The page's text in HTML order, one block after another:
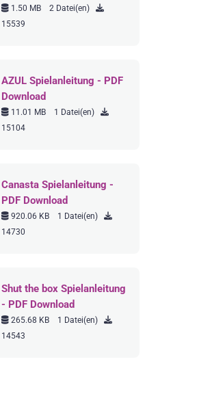
1.50 MB
2 Datei(en)
15539
AZUL Spielanleitung - PDF
Download
11.01 MB
1 Datei(en)
15104
Canasta Spielanleitung -
PDF Download
920.06 KB
1 Datei(en)
14730
Shut the box Spielanleitung
- PDF Download
265.68 KB
1 Datei(en)
14543